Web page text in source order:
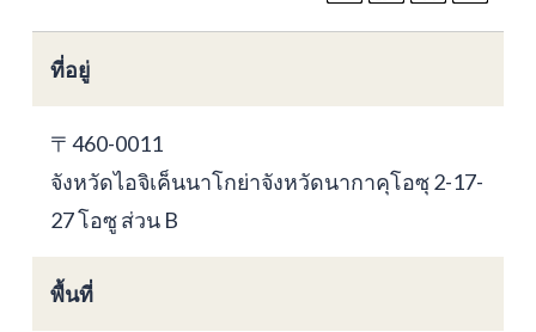
ที่อยู่
〒460-0011
จังหวัดไอจิเค็นนาโกย่าจังหวัดนากาคุโอซุ 2-17-
27 โอซู ส่วน B
พื้นที่